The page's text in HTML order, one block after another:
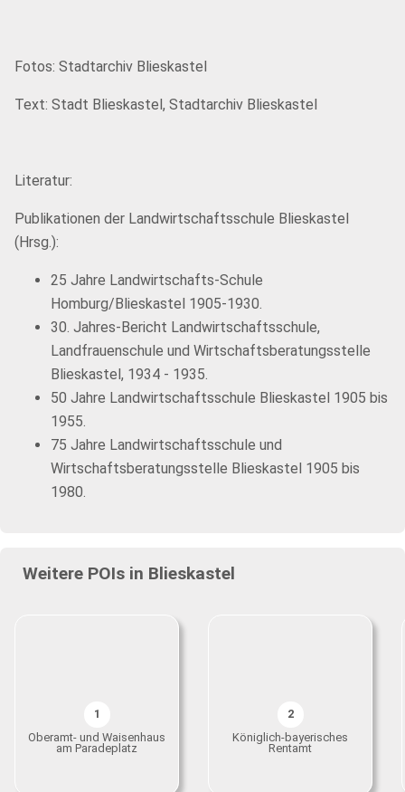
Fotos: Stadtarchiv Blieskastel
Text: Stadt Blieskastel, Stadtarchiv Blieskastel
Literatur:
Publikationen der Landwirtschaftsschule Blieskastel
(Hrsg.):
25 Jahre Landwirtschafts-Schule
Homburg/Blieskastel 1905-1930.
30. Jahres-Bericht Landwirtschaftsschule,
Landfrauenschule und Wirtschaftsberatungsstelle
Blieskastel, 1934 - 1935.
50 Jahre Landwirtschaftsschule Blieskastel 1905 bis
1955.
75 Jahre Landwirtschaftsschule und
Wirtschaftsberatungsstelle Blieskastel 1905 bis
1980.
Weitere POIs in Blieskastel
1
Oberamt- und Waisenhaus
am Paradeplatz
2
Königlich-bayerisches
Rentamt